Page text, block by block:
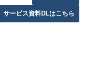
サービス資料DLはこちら